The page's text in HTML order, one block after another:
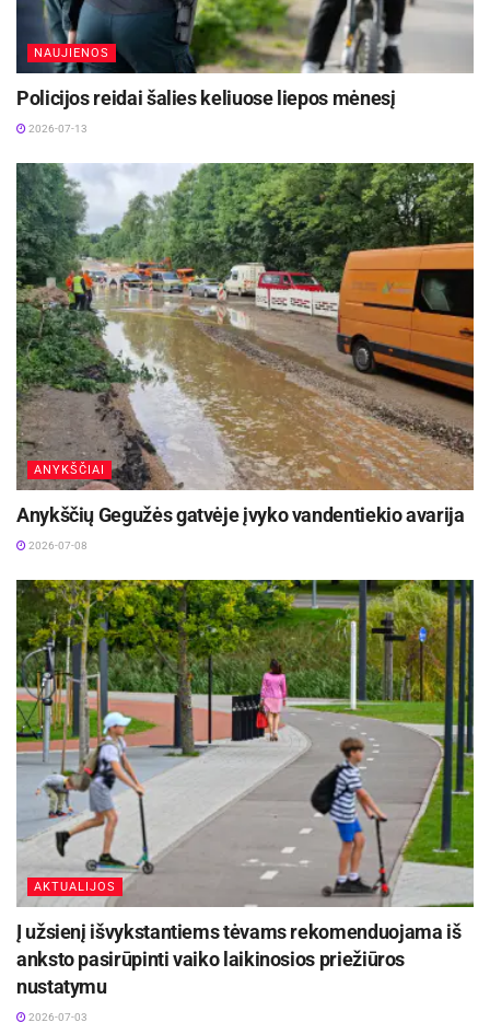
NAUJIENOS
Policijos reidai šalies keliuose liepos mėnesį
2026-07-13
ANYKŠČIAI
Anykščių Gegužės gatvėje įvyko vandentiekio avarija
2026-07-08
AKTUALIJOS
Į užsienį išvykstantiems tėvams rekomenduojama iš
anksto pasirūpinti vaiko laikinosios priežiūros
nustatymu
2026-07-03